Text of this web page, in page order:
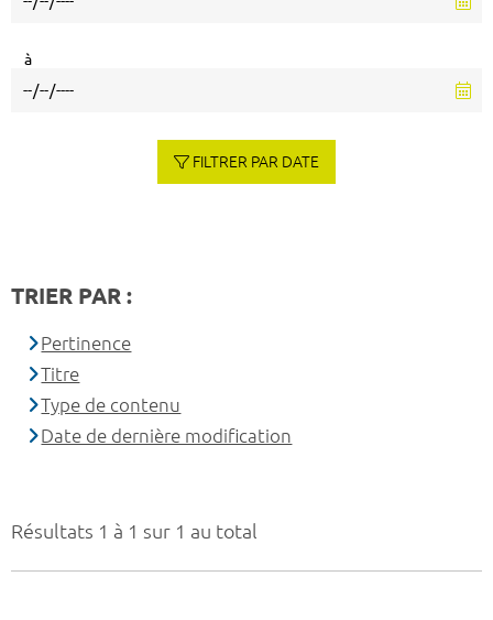
Résultats 1 à 1 sur 1 au total
à
FILTRER PAR DATE
TRIER PAR :
Pertinence
Titre
Type de contenu
Date de dernière modification